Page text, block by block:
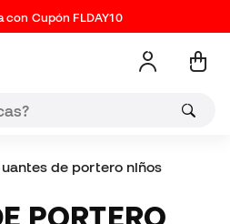
con Cupón FLDAY10
de portero niños